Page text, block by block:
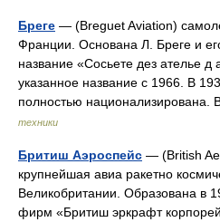
Бреге — (Breguet Aviation)
Франции. Основана Л. Бреге и
название «Сосьете дез ателье д
указанное название с 1966. В
полностью
техники
Бритиш Аэроспейс — (British
крупнейшая авиа ракетно
Великобритании. Образована в
фирм «Бритиш эркрафт